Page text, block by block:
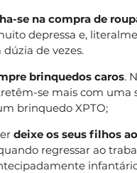
se na compra de
depressa e,
de vezes.
brinquedos caros.
se mais com uma
brinquedo XPTO;
deixe os seus filhos
regressar ao